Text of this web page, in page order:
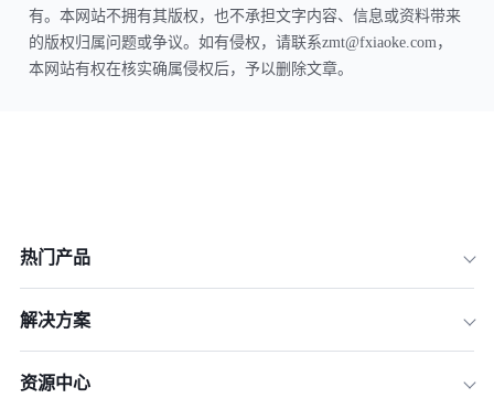
有。本网站不拥有其版权，也不承担文字内容、信息或资料带来
的版权归属问题或争议。如有侵权，请联系zmt@fxiaoke.com，
本网站有权在核实确属侵权后，予以删除文章。
热门产品
解决方案
资源中心